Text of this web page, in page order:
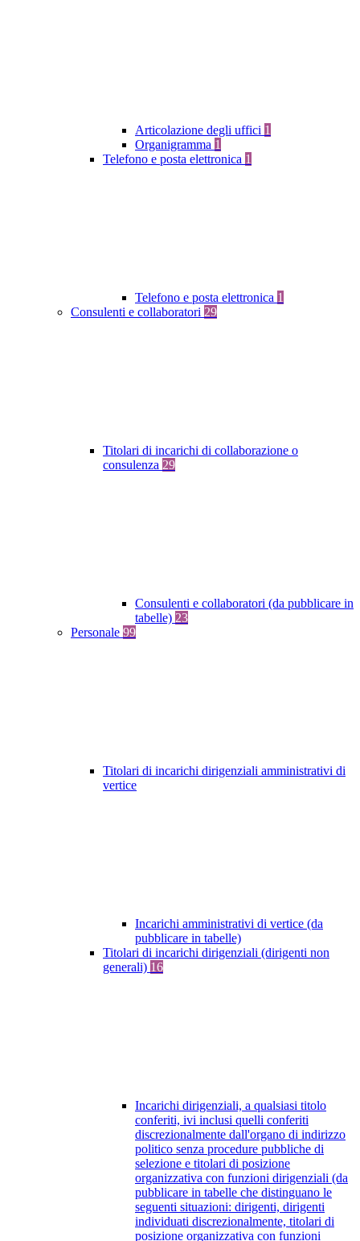
Articolazione degli uffici 1
Organigramma 1
Telefono e posta elettronica 1
Telefono e posta elettronica 1
Consulenti e collaboratori 29
Titolari di incarichi di collaborazione o
consulenza 29
Consulenti e collaboratori (da pubblicare in
tabelle) 23
Personale 99
Titolari di incarichi dirigenziali amministrativi di
vertice
Incarichi amministrativi di vertice (da
pubblicare in tabelle)
Titolari di incarichi dirigenziali (dirigenti non
generali) 16
Incarichi dirigenziali, a qualsiasi titolo
conferiti, ivi inclusi quelli conferiti
discrezionalmente dall'organo di indirizzo
politico senza procedure pubbliche di
selezione e titolari di posizione
organizzativa con funzioni dirigenziali (da
pubblicare in tabelle che distinguano le
seguenti situazioni: dirigenti, dirigenti
individuati discrezionalmente, titolari di
posizione organizzativa con funzioni